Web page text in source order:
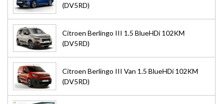
(DV5RD)
Citroen Berlingo III 1.5 BlueHDi 102KM
(DV5RD)
Citroen Berlingo III Van 1.5 BlueHDi 102KM
(DV5RD)